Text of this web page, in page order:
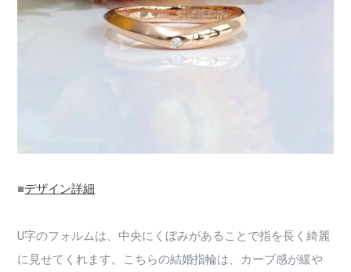
■デザイン詳細
U字のフォルムは、中央にくぼみがあることで指を長く綺麗
に見せてくれます。こちらの結婚指輪は、カーブ感が緩や